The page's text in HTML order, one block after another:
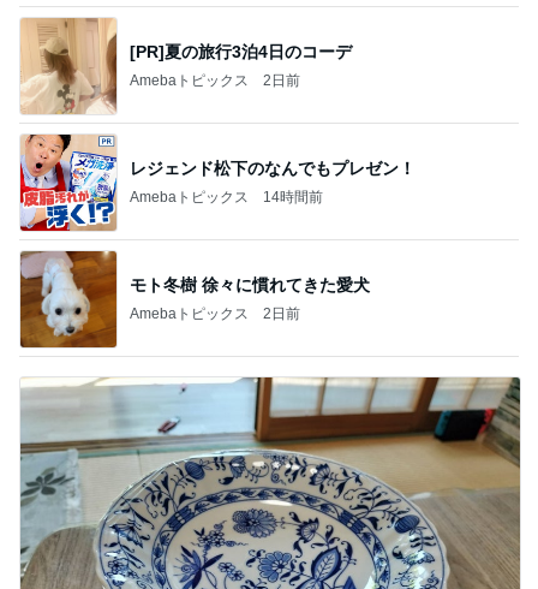
[PR]夏の旅行3泊4日のコーデ
Amebaトピックス 2日前
レジェンド松下のなんでもプレゼン！
Amebaトピックス 14時間前
モト冬樹 徐々に慣れてきた愛犬
Amebaトピックス 2日前